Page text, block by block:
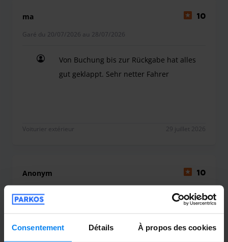
Consentement Détails À propos des cookies
ma 10
Garé du 20/07/2026 au 28/07/2026
Von Buchung bis zur Rückgabe hat alles
gut geklappt. Sehr netter Fahrer
Voiturier extérieur 29 juillet 2026
Anonym 10
Alles top